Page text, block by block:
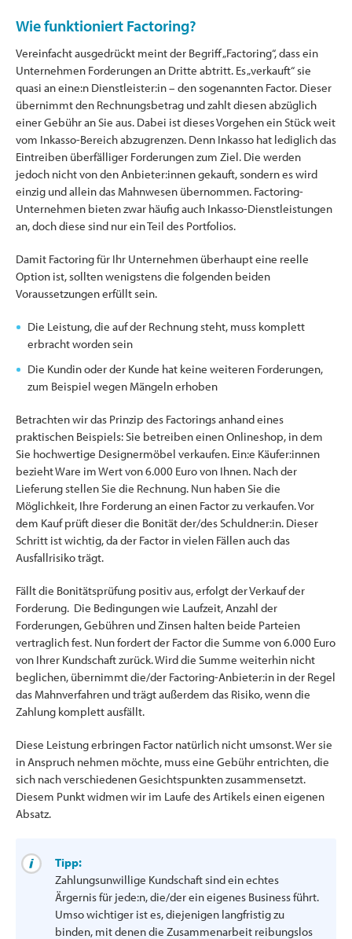
Wie funktioniert Factoring?
Vereinfacht ausgedrückt meint der Begriff „Factoring“, dass ein
Unternehmen Forderungen an Dritte abtritt. Es „verkauft“ sie
quasi an eine:n Dienstleister:in – den sogenannten Factor. Dieser
übernimmt den Rechnungsbetrag und zahlt diesen abzüglich
einer Gebühr an Sie aus. Dabei ist dieses Vorgehen ein Stück weit
vom Inkasso-Bereich abzugrenzen. Denn Inkasso hat lediglich das
Eintreiben überfälliger Forderungen zum Ziel. Die werden
jedoch nicht von den Anbieter:innen gekauft, sondern es wird
einzig und allein das Mahnwesen übernommen. Factoring-
Unternehmen bieten zwar häufig auch Inkasso-Dienstleistungen
an, doch diese sind nur ein Teil des Portfolios.
Damit Factoring für Ihr Unternehmen überhaupt eine reelle
Option ist, sollten wenigstens die folgenden beiden
Voraussetzungen erfüllt sein.
Die Leistung, die auf der Rechnung steht, muss komplett
erbracht worden sein
Die Kundin oder der Kunde hat keine weiteren Forderungen,
zum Beispiel wegen Mängeln erhoben
Betrachten wir das Prinzip des Factorings anhand eines
praktischen Beispiels: Sie betreiben einen Onlineshop, in dem
Sie hochwertige Designermöbel verkaufen. Ein:e Käufer:innen
bezieht Ware im Wert von 6.000 Euro von Ihnen. Nach der
Lieferung stellen Sie die Rechnung. Nun haben Sie die
Möglichkeit, Ihre Forderung an einen Factor zu verkaufen. Vor
dem Kauf prüft dieser die Bonität der/des Schuldner:in. Dieser
Schritt ist wichtig, da der Factor in vielen Fällen auch das
Ausfallrisiko trägt.
Fällt die Bonitätsprüfung positiv aus, erfolgt der Verkauf der
Forderung. Die Bedingungen wie Laufzeit, Anzahl der
Forderungen, Gebühren und Zinsen halten beide Parteien
vertraglich fest. Nun fordert der Factor die Summe von 6.000 Euro
von Ihrer Kundschaft zurück. Wird die Summe weiterhin nicht
beglichen, übernimmt die/der Factoring-Anbieter:in in der Regel
das Mahnverfahren und trägt außerdem das Risiko, wenn die
Zahlung komplett ausfällt.
Diese Leistung erbringen Factor natürlich nicht umsonst. Wer sie
in Anspruch nehmen möchte, muss eine Gebühr entrichten, die
sich nach verschiedenen Gesichtspunkten zusammensetzt.
Diesem Punkt widmen wir im Laufe des Artikels einen eigenen
Absatz.
Tipp:
Zahlungsunwillige Kundschaft sind ein echtes
Ärgernis für jede:n, die/der ein eigenes Business führt.
Umso wichtiger ist es, diejenigen langfristig zu
binden, mit denen die Zusammenarbeit reibungslos